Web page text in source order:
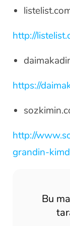
http://
https://
http://
grandin-
Bu